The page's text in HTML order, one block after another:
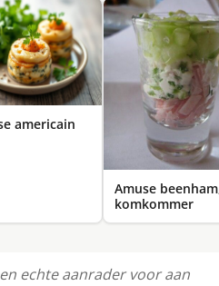
americain
Amuse
komkommer
echte aanrader voor aan